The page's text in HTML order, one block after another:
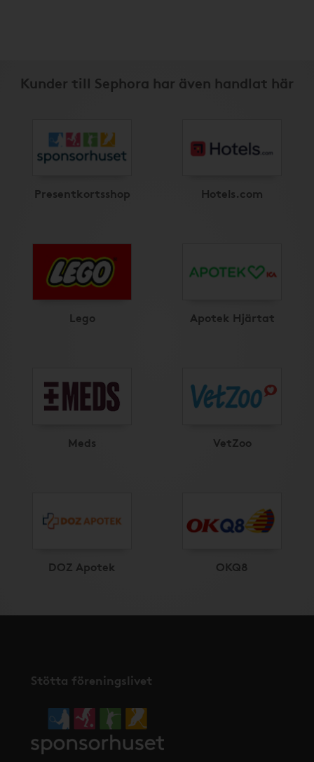
Kunder till Sephora har även handlat här
Presentkortsshop Hotels.com
Lego Apotek Hjärtat
Meds VetZoo
DOZ Apotek OKQ8
Stötta föreningslivet